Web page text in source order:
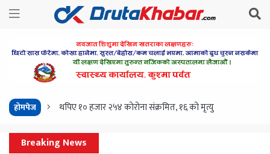
होमपेज थपिए १० हजार २५४ कोरोना संक्रमित, १६ को मृत्यु
Breaking News